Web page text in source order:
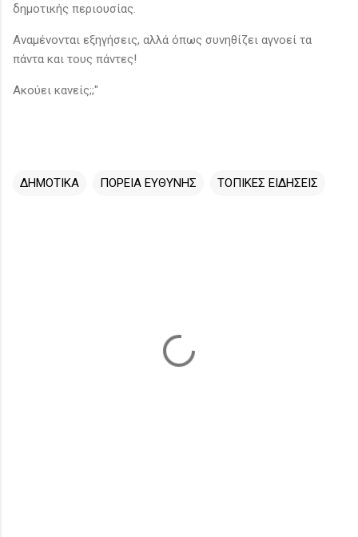
δημοτικής περιουσίας.
Αναμένονται εξηγήσεις, αλλά όπως συνηθίζει αγνοεί τα
πάντα και τους πάντες!
Ακούει κανείς;;"
ΔΗΜΟΤΙΚΑ ΠΟΡΕΙΑ ΕΥΘΥΝΗΣ ΤΟΠΙΚΕΣ ΕΙΔΗΣΕΙΣ